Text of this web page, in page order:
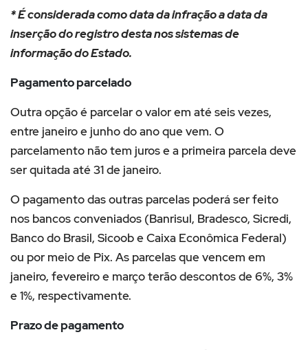
* É considerada como data da infração a data da
inserção do registro desta nos sistemas de
informação do Estado.
Pagamento parcelado
Outra opção é parcelar o valor em até seis vezes,
entre janeiro e junho do ano que vem. O
parcelamento não tem juros e a primeira parcela deve
ser quitada até 31 de janeiro.
O pagamento das outras parcelas poderá ser feito
nos bancos conveniados (Banrisul, Bradesco, Sicredi,
Banco do Brasil, Sicoob e Caixa Econômica Federal)
ou por meio de Pix. As parcelas que vencem em
janeiro, fevereiro e março terão descontos de 6%, 3%
e 1%, respectivamente.
Prazo de pagamento